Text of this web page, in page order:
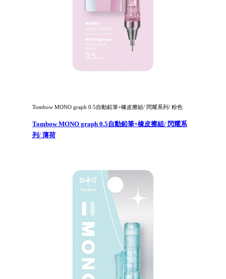
Tombow MONO graph 0.5自動鉛筆+橡皮擦組/ 閃耀系列/ 粉色
Tombow MONO graph 0.5自動鉛筆+橡皮擦組/ 閃耀系
列/ 薄荷